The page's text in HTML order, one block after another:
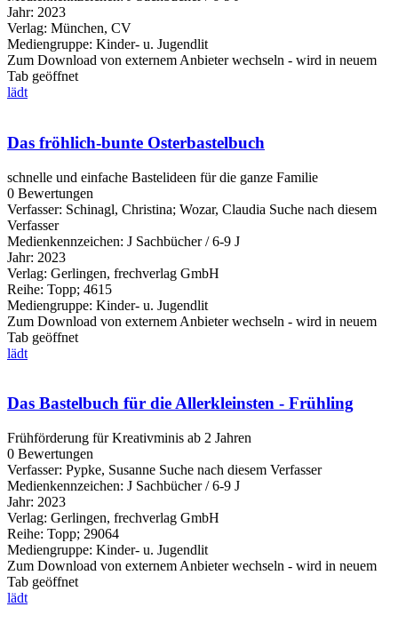
Jahr: 2023
Verlag: München, CV
Mediengruppe: Kinder- u. Jugendlit
Zum Download von externem Anbieter wechseln - wird in neuem
Tab geöffnet
lädt
Das fröhlich-bunte Osterbastelbuch
schnelle und einfache Bastelideen für die ganze Familie
0 Bewertungen
Verfasser: Schinagl, Christina; Wozar, Claudia Suche nach diesem
Verfasser
Medienkennzeichen: J Sachbücher / 6-9 J
Jahr: 2023
Verlag: Gerlingen, frechverlag GmbH
Reihe: Topp; 4615
Mediengruppe: Kinder- u. Jugendlit
Zum Download von externem Anbieter wechseln - wird in neuem
Tab geöffnet
lädt
Das Bastelbuch für die Allerkleinsten - Frühling
Frühförderung für Kreativminis ab 2 Jahren
0 Bewertungen
Verfasser: Pypke, Susanne Suche nach diesem Verfasser
Medienkennzeichen: J Sachbücher / 6-9 J
Jahr: 2023
Verlag: Gerlingen, frechverlag GmbH
Reihe: Topp; 29064
Mediengruppe: Kinder- u. Jugendlit
Zum Download von externem Anbieter wechseln - wird in neuem
Tab geöffnet
lädt